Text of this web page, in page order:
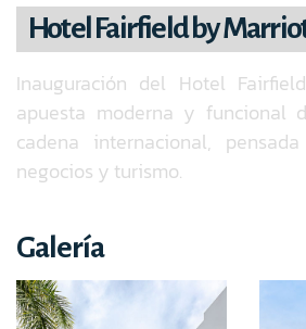
Hotel Fairfield by
Inauguración del Hotel
apuesta moderna y funcional
cadena internacional,
negocios y turismo.
Galería